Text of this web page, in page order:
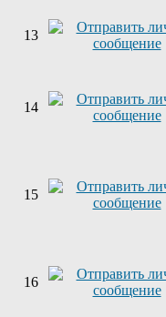
13
14
15
16